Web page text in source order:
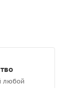
любой